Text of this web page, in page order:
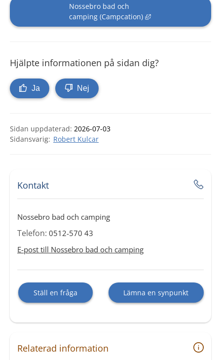
Nossebro bad och
camping (Campcation)
Länk till annan
Hjälpte informationen på sidan dig?
Ja Nej
Sidan uppdaterad: 2026-07-03
Robert Kulcar
Kontakt
Nossebro bad och camping
Telefon: 0512-570 43
E-post till Nossebro bad och camping
Ställ en fråga Lämna en synpunkt
Relaterad information